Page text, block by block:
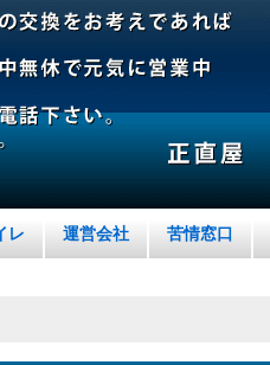
レ 運営会社 苦情窓口